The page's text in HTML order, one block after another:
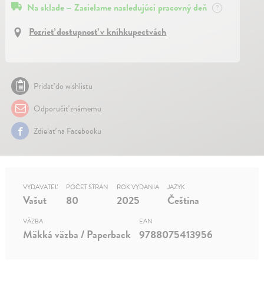
Na sklade – Zasielame nasledujúci pracovný deň ?
Pozrieť dostupnosť v kníhkupectvách
Pridať do wishlistu
Odporučiť známemu
Zdielať na Facebooku
VYDAVATEĽ
Vašut
POČET STRÁN
80
ROK VYDANIA
2025
JAZYK
Čeština
VÄZBA
Mäkká väzba / Paperback
EAN
9788075413956